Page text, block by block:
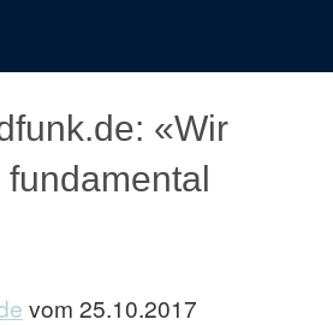
«Wir
vom 25.10.2017